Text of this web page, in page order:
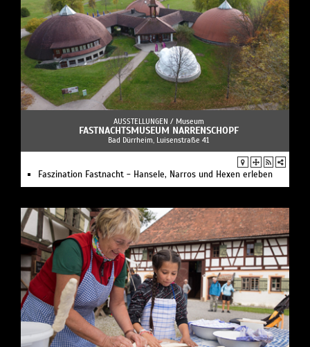
AUSSTELLUNGEN / Museum
FASTNACHTSMUSEUM NARRENSCHOPF
Bad Dürrheim, Luisenstraße 41
Faszination Fastnacht - Hansele, Narros und Hexen erleben